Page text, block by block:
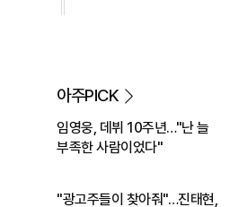
아주PICK
임영웅, 데뷔 10주년…"난 늘
부족한 사람이었다"
"광고주들이 찾아줘"…진태현,